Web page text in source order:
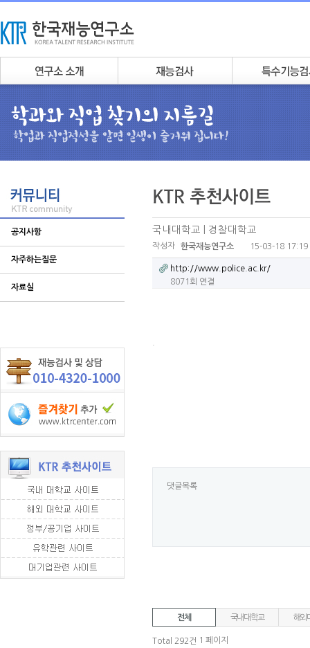
공지사항
자주하는질문
자료실
국내대학교 | 경찰대학교
작성자 한국재능연구소 15-03-18 17:19
http://www.police.ac.kr/
8071회 연결
댓글목록
전체 국내대학교 해외
Total 292건 1 페이지